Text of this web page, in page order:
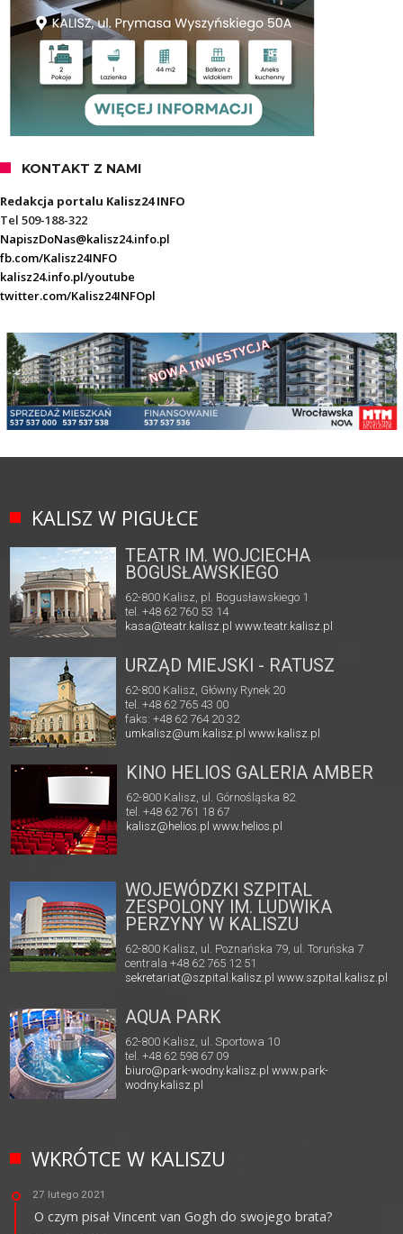
KONTAKT Z NAMI
Redakcja portalu Kalisz24 INFO
Tel 509-188-322
NapiszDoNas@kalisz24.info.pl
fb.com/Kalisz24INFO
kalisz24.info.pl/youtube
twitter.com/Kalisz24INFOpl
KALISZ W PIGUŁCE
TEATR IM. WOJCIECHA
BOGUSŁAWSKIEGO
62-800 Kalisz, pl. Bogusławskiego 1
tel. +48 62 760 53 14
kasa@teatr.kalisz.pl www.teatr.kalisz.pl
URZĄD MIEJSKI - RATUSZ
62-800 Kalisz, Główny Rynek 20
tel. +48 62 765 43 00
faks: +48 62 764 20 32
umkalisz@um.kalisz.plwww.kalisz.pl
KINO HELIOS GALERIA AMBER
62-800 Kalisz, ul. Górnośląska 82
tel. +48 62 761 18 67
kalisz@helios.pl www.helios.pl
WOJEWÓDZKI SZPITAL
ZESPOLONY IM. LUDWIKA
PERZYNY W KALISZU
62-800 Kalisz, ul. Poznańska 79, ul. Toruńska 7
centrala +48 62 765 12 51
sekretariat@szpital.kalisz.pl www.szpital.kalisz.pl
AQUA PARK
62-800 Kalisz, ul. Sportowa 10
tel. +48 62 598 67 09
biuro@park-wodny.kalisz.pl www.park-
wodny.kalisz.pl
WKRÓTCE W KALISZU
27 lutego 2021
O czym pisał Vincent van Gogh do swojego brata?